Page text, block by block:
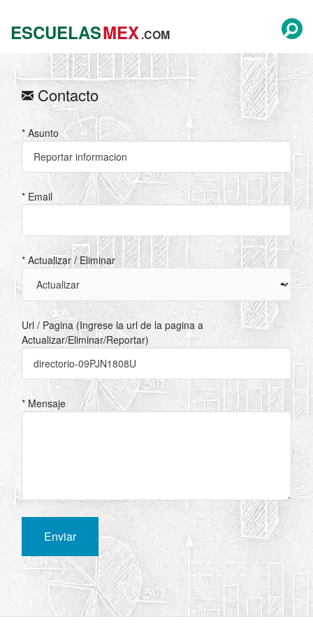
ESCUELASMEX.COM
Contacto
* Asunto
* Email
* Actualizar / Eliminar
Url / Pagina (Ingrese la url de la pagina a
Actualizar/Eliminar/Reportar)
* Mensaje
Enviar